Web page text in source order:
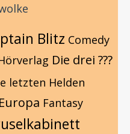
Blitz Comedy
Die drei ???
letzten Helden
Europa Fantasy